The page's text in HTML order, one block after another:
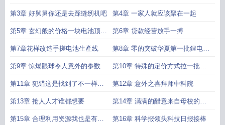
第3章 好舅舅你还是去踩缝纫机吧 第4章 一家人就应该聚在一起
第5章 玄幻般的价格一块电池顶一
年工资
第6章 贷款经营放手一搏
第7章花样改造手搓电池生產线 第8章 零的突破华夏第一批鋰电池
下线
第9章 惊爆眼球令人意外的参数 第10章 特殊的定价方式拉一批打
一批
第11章 犯错这是找到了不一样的
机会啊
第12章 意外之喜拜师中科院
第13章 抢人人才谁都想要 第14章 满满的醋意来自母校的支
持
第15章 合理利用资源我也是有背 第16章 科学报领头科技日报接棒